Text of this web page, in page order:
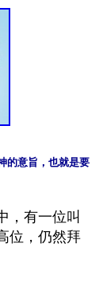
的意旨，也就是要
，有一位叫
位，仍然拜